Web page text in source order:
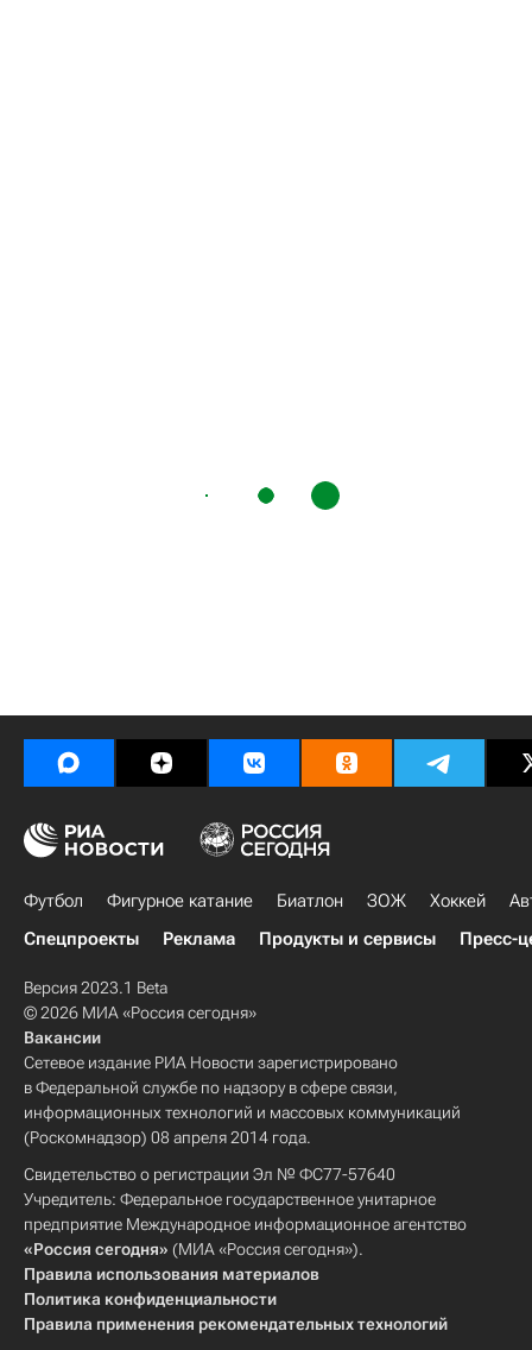
Футбол Фигурное катание Биатлон ЗОЖ Хоккей
Спецпроекты
Реклама Продукты и сервисы Пресс-
Версия 2023.1 Beta
© 2026 МИА «Россия сегодня»
Вакансии
Сетевое издание РИА Новости зарегистрировано
в Федеральной службе по надзору в сфере связи,
информационных технологий и массовых коммуникаций
(Роскомнадзор) 08 апреля 2014 года.
Свидетельство о регистрации Эл № ФС77-57640
Учредитель: Федеральное государственное унитарное
предприятие Международное информационное агентство
«Россия сегодня» (МИА «Россия сегодня»).
Правила использования материалов
Политика конфиденциальности
Правила применения рекомендательных технологий